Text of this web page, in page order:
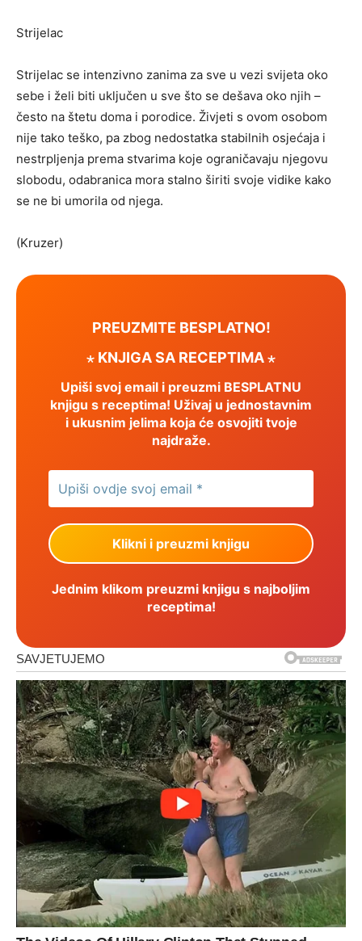
Strijelac
Strijelac se intenzivno zanima za sve u vezi svijeta oko
sebe i želi biti uključen u sve što se dešava oko njih –
često na štetu doma i porodice. Živjeti s ovom osobom
nije tako teško, pa zbog nedostatka stabilnih osjećaja i
nestrpljenja prema stvarima koje ograničavaju njegovu
slobodu, odabranica mora stalno širiti svoje vidike kako
se ne bi umorila od njega.
(Kruzer)
PREUZMITE BESPLATNO!
⋆ KNJIGA SA RECEPTIMA ⋆
Upiši svoj email i preuzmi BESPLATNU
knjigu s receptima! Uživaj u jednostavnim
i ukusnim jelima koja će osvojiti tvoje
najdraže.
Jednim klikom preuzmi knjigu s najboljim
receptima!